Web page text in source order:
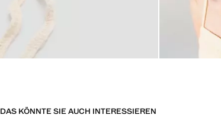
DAS KÖNNTE SIE AUCH INTERESSIEREN